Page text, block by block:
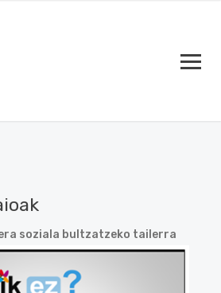
soziala bultzatzeko tailerra